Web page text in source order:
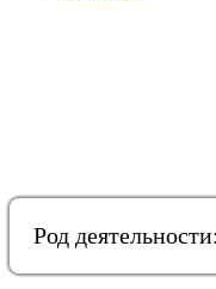
Род